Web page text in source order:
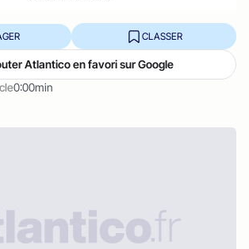
0:00min
CLASSER
Atlantico en favori sur Google